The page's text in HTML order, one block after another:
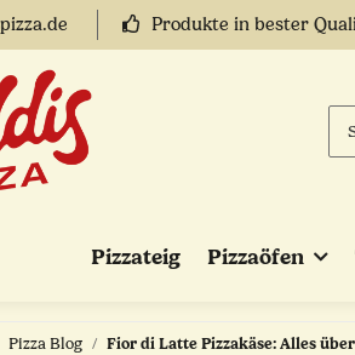
Produkte in bester
Pizzateig Pizzaöfen
Pizza Blog Fior di Latte Pizzakäse: Alles